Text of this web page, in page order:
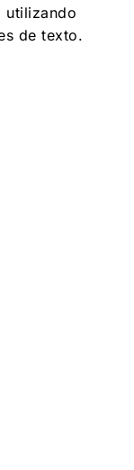
utilizando
de texto.